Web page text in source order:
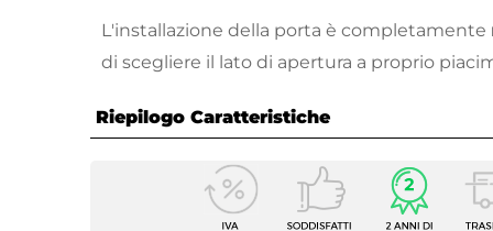
L'installazione della porta è completamente
di scegliere il lato di apertura a proprio
Riepilogo Caratteristiche
Caratteristiche